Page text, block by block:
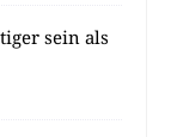
sein als